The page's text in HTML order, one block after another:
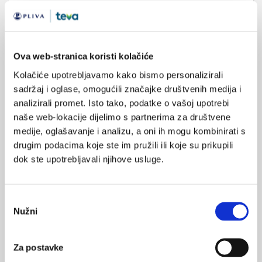
Ova web-stranica koristi kolačiće
Kolačiće upotrebljavamo kako bismo personalizirali
sadržaj i oglase, omogućili značajke društvenih medija i
analizirali promet. Isto tako, podatke o vašoj upotrebi
naše web-lokacije dijelimo s partnerima za društvene
medije, oglašavanje i analizu, a oni ih mogu kombinirati s
drugim podacima koje ste im pružili ili koje su prikupili
dok ste upotrebljavali njihove usluge.
pristanka
Nužni
Za postavke
celijakija kardiomiopatija
dilatiacija
SVIĐA
MI SE
NA VRH
VEZANI SADRŽAJ
Adenokarcinom dvanaesnika u oboljelog od celijakije: